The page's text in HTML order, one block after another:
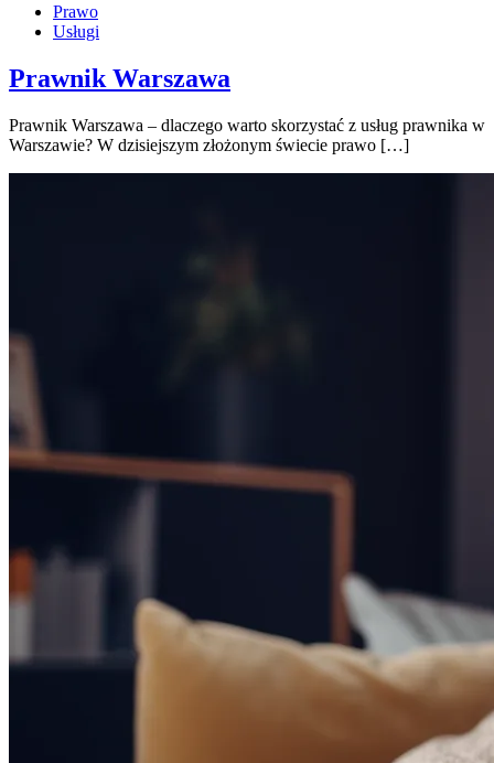
Prawo
Usługi
Prawnik Warszawa
Prawnik Warszawa – dlaczego warto skorzystać z usług prawnika w
Warszawie? W dzisiejszym złożonym świecie prawo […]